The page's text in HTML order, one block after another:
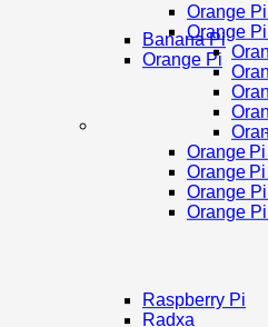
Banana Pi
Orange Pi
Orange
Orange
Orange
Orange
Orange
Orange
Raspberry Pi
Radxa